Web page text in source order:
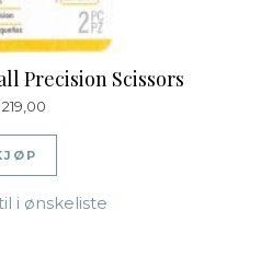
Precision Scissors
219,00
i ønskeliste